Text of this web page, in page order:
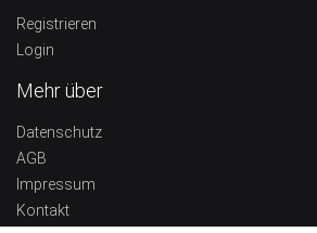
Registrieren
Login
Mehr über
Datenschutz
AGB
Impressum
Kontakt